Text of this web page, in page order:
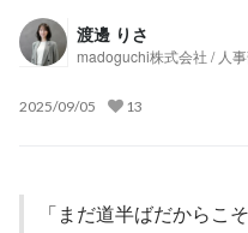
渡邊 りさ
madoguchi株式会社 / 人
2025/09/05 13
「まだ道半ばだからこ